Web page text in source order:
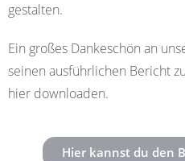
gestalten.
Ein großes Dankeschön an
seinen ausführlichen Bericht
hier downloaden.
Hier kannst du den